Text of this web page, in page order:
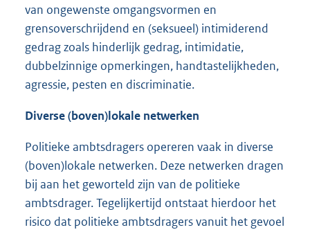
van ongewenste omgangsvormen en
grensoverschrijdend en (seksueel) intimiderend
gedrag zoals hinderlijk gedrag, intimidatie,
dubbelzinnige opmerkingen, handtastelijkheden,
agressie, pesten en discriminatie.
Diverse (boven)lokale netwerken
Politieke ambtsdragers opereren vaak in diverse
(boven)lokale netwerken. Deze netwerken dragen
bij aan het geworteld zijn van de politieke
ambtsdrager. Tegelijkertijd ontstaat hierdoor het
risico dat politieke ambtsdragers vanuit het gevoel